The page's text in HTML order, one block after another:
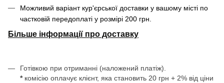
Можливий варіант кур'єрської доставки у вашому місті по
частковій передоплаті у розмірі 200 грн.
Більше інформації про доставку
Готівкою при отриманні (наложений платіж).
* комісію оплачує клієнт, яка становить 20 грн + 2% від ціни